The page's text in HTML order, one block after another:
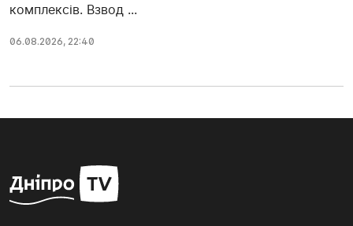
комплексів. Взвод ...
06.08.2026, 22:40